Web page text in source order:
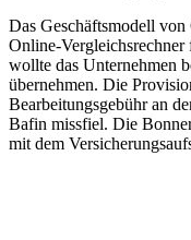
Das Geschäftsmodell
Online-Vergleichsrechner
wollte das Unternehmen
übernehmen. Die
Bearbeitungsgebühr an
Bafin missfiel. Die
mit dem